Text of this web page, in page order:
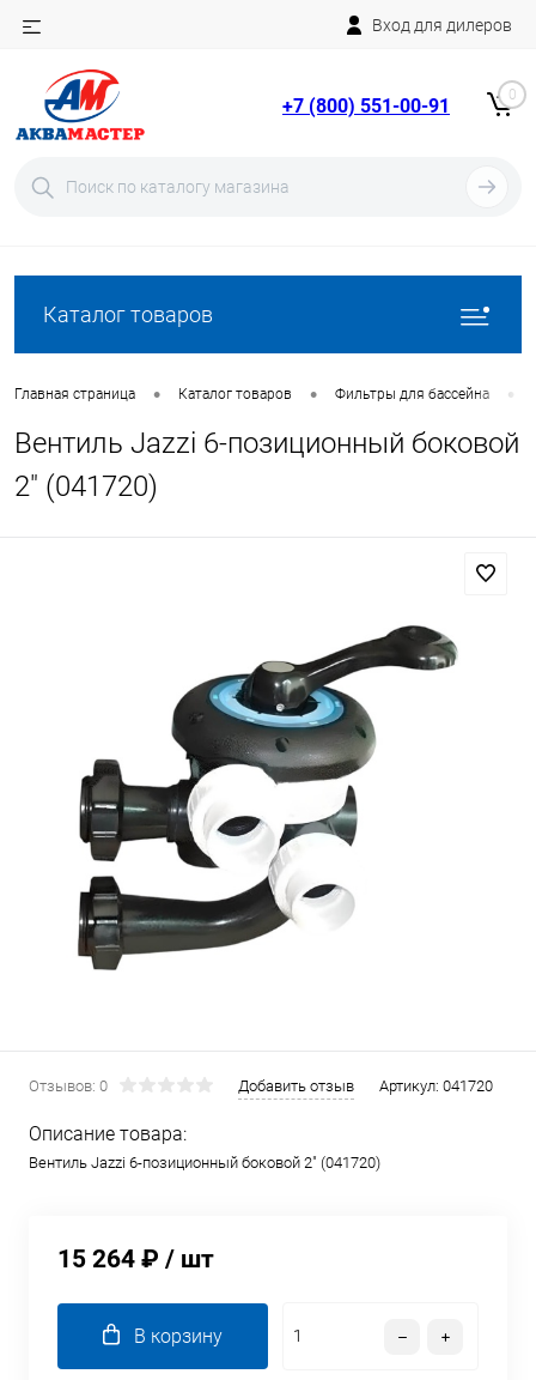
Вход для дилеров
+7 (800) 551-00-91 0
Каталог товаров
Главная страница • Каталог товаров • Фильтры для бассейна •
Вентиль Jazzi 6-позиционный боковой
2" (041720)
Отзывов: 0 Добавить отзыв Артикул: 041720
Описание товара:
Вентиль Jazzi 6-позиционный боковой 2" (041720)
15 264 ₽ / шт
В корзину